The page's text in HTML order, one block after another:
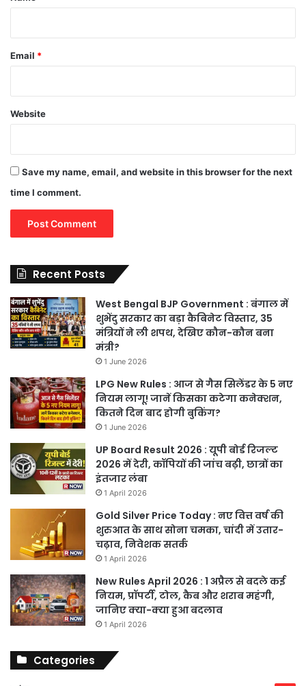
Email *
Website
Save my name, email, and website in this browser for the next
time I comment.
Recent Posts
West Bengal BJP Government : बंगाल में
शुभेंदु सरकार का बड़ा कैबिनेट विस्तार, 35
मंत्रियों ने ली शपथ, देखिए कौन-कौन बना
मंत्री?
1 June 2026
LPG New Rules : आज से गैस सिलेंडर के 5 नए
नियम लागू! जानें किसका कटेगा कनेक्शन,
कितने दिन बाद होगी बुकिंग?
1 June 2026
UP Board Result 2026 : यूपी बोर्ड रिजल्ट
2026 में देरी, कॉपियों की जांच बढ़ी, छात्रों का
इंतजार लंबा
1 April 2026
Gold Silver Price Today : नए वित्त वर्ष की
शुरुआत के साथ सोना चमका, चांदी में उतार-
चढ़ाव, निवेशक सतर्क
1 April 2026
New Rules April 2026 : 1 अप्रैल से बदले कई
नियम, प्रॉपर्टी, टोल, कैब और शराब महंगी,
जानिए क्या-क्या हुआ बदलाव
1 April 2026
Categories